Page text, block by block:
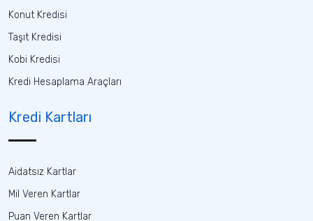
Konut Kredisi
Taşıt Kredisi
Kobi Kredisi
Kredi Hesaplama Araçları
Kredi Kartları
Aidatsız Kartlar
Mil Veren Kartlar
Puan Veren Kartlar